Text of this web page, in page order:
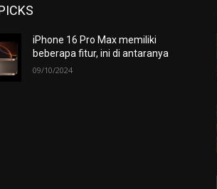
iPhone 16 Pro Max memiliki
beberapa fitur, ini di antaranya
09/10/2024